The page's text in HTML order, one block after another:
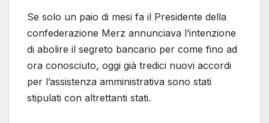
Se solo un paio di mesi fa il Presidente della
confederazione Merz annunciava l’intenzione
di abolire il segreto bancario per come fino ad
ora conosciuto, oggi già tredici nuovi accordi
per l’assistenza amministrativa sono stati
stipulati con altrettanti stati.